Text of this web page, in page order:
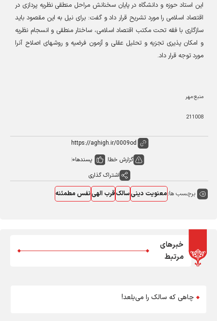
این استاد حوزه و دانشگاه در پایان سخنانش مراحل منطقی نظریه پردازی در
اقتصاد اسلامی را مورد تشریح قرار داد و گفت: برای نیل به این مقصود باید
سازگاری با فقه تحت مکتب اقتصاد اسلامی، ساختار منطقی و انسجام نظریه
و امکان پذیری تجزیه و تحلیل عقلی و آزمون فرضیه و روشهای اصلاح آنرا
مورد توجه قرار داد.
منبع:مهر
211008
گزارش خطا پسندها0
اشتراک گذاری
برچسب ها:معنویت دینیسالکقرب الهینفس مطمئنه
خبرهای
مرتبط
چاهی که سالک را می‌بلعد!